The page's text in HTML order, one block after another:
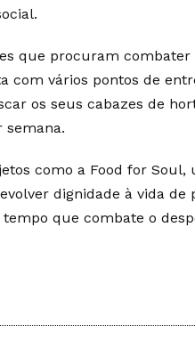
que procuram combater
com vários pontos de
os seus cabazes de
semana.
como a Food for Soul,
dignidade à vida de
que combate o